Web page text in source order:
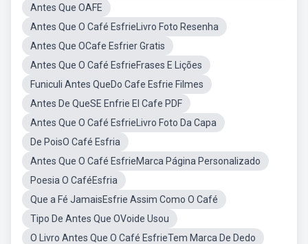
Antes Que OAFE
Antes Que O Café EsfrieLivro Foto Resenha
Antes Que OCafe Esfrier Gratis
Antes Que O Café EsfrieFrases E Lições
Funiculi Antes QueDo Cafe Esfrie Filmes
Antes De QueSE Enfrie El Cafe PDF
Antes Que O Café EsfrieLivro Foto Da Capa
De PoisO Café Esfria
Antes Que O Café EsfrieMarca Página Personalizado
Poesia O CaféEsfria
Que a Fé JamaisEsfrie Assim Como O Café
Tipo De Antes Que OVoide Usou
O Livro Antes Que O Café EsfrieTem Marca De Dedo